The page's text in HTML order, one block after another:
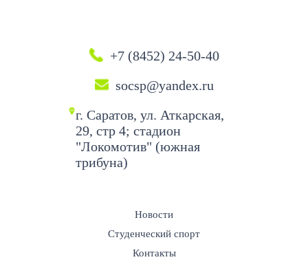
+7 (8452) 24-50-40
socsp@yandex.ru
г. Саратов, ул. Аткарская,
29, стр 4; стадион
"Локомотив" (южная
трибуна)
Новости
Студенческий спорт
Контакты